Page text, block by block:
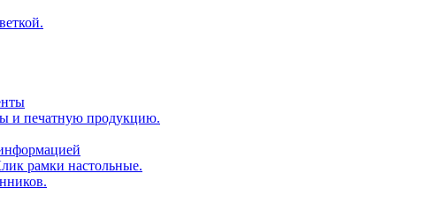
и печатную продукцию.
рамки настольные.